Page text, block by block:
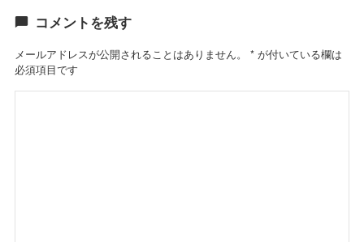
コメントを残す
メールアドレスが公開されることはありません。 *が付いている欄は
必須項目です